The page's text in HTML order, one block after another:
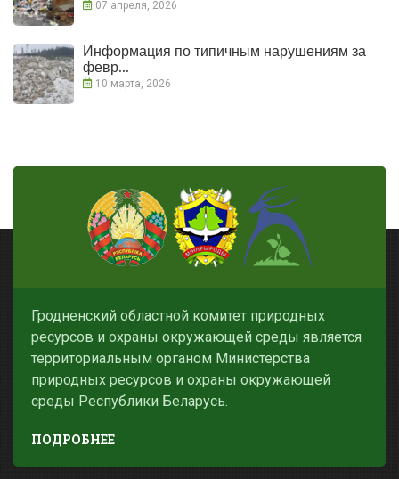
07 апреля, 2026
Информация по типичным нарушениям за
февр...
10 марта, 2026
Гродненский областной комитет природных
ресурсов и охраны окружающей среды является
территориальным органом Министерства
природных ресурсов и охраны окружающей
среды Республики Беларусь.
ПОДРОБНЕЕ